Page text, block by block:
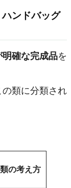
ンドバッグ
明確な完成品を
類に分類され
の考え方